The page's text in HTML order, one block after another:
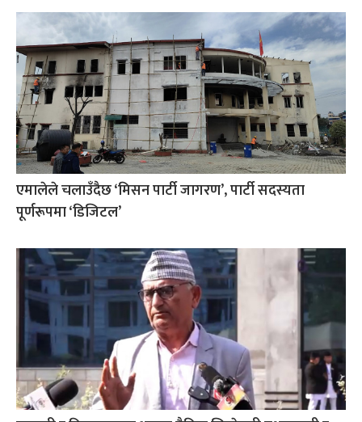
एमालेले चलाउँदैछ ‘मिसन पार्टी जागरण’, पार्टी सदस्यता
पूर्णरूपमा ‘डिजिटल’